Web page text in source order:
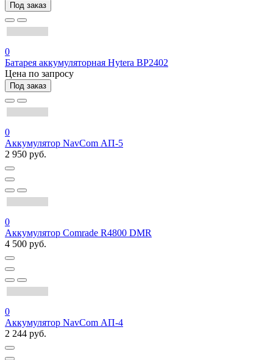
Под заказ
0
Батарея аккумуляторная Hytera BP2402
Цена по запросу
Под заказ
0
Аккумулятор NavCom АП-5
2 950 руб.
0
Аккумулятор Comrade R4800 DMR
4 500 руб.
0
Аккумулятор NavCom АП-4
2 244 руб.